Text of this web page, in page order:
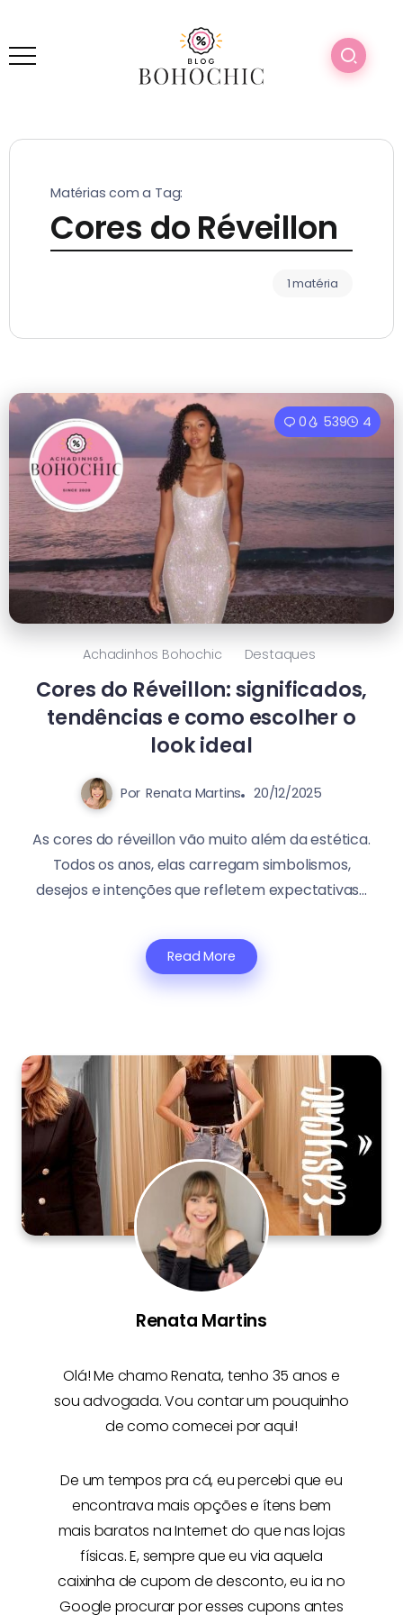
Matérias com a Tag:
Cores do Réveillon
1 matéria
0 539 4
Achadinhos Bohochic Destaques
Cores do Réveillon: significados,
tendências e como escolher o
look ideal
Por Renata Martins 20/12/2025
As cores do réveillon vão muito além da estética.
Todos os anos, elas carregam simbolismos,
desejos e intenções que refletem expectativas...
Read More
Renata Martins
Olá! Me chamoRenata, tenho 35 anos e
sou advogada. Vou contar um pouquinho
de como comecei por aqui!
De um tempos pra cá, eu percebi que eu
encontrava mais opções e ítens bem
mais baratos na Internetdo que nas lojas
físicas. E, sempre que eu via aquela
caixinha de cupom de desconto, eu ia no
Google procurar por esses cupons antes